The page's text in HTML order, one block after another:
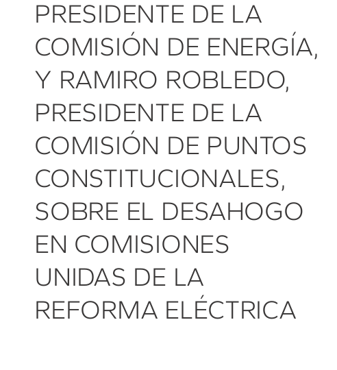
PRESIDENTE DE LA
COMISIÓN DE ENERGÍA,
Y RAMIRO ROBLEDO,
PRESIDENTE DE LA
COMISIÓN DE PUNTOS
CONSTITUCIONALES,
SOBRE EL DESAHOGO
EN COMISIONES
UNIDAS DE LA
REFORMA ELÉCTRICA